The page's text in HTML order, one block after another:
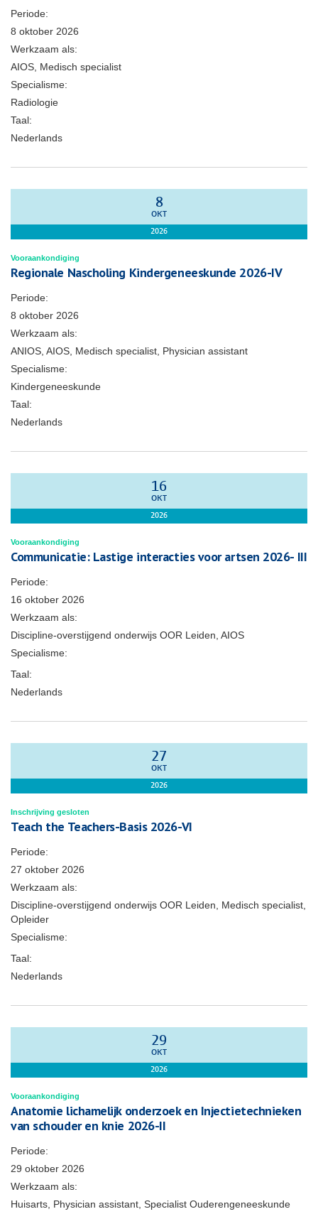
Periode:
8 oktober 2026
Werkzaam als:
AIOS, Medisch specialist
Specialisme:
Radiologie
Taal:
Nederlands
8
OKT
2026
Vooraankondiging
Regionale Nascholing Kindergeneeskunde 2026-IV
Periode:
8 oktober 2026
Werkzaam als:
ANIOS, AIOS, Medisch specialist, Physician assistant
Specialisme:
Kindergeneeskunde
Taal:
Nederlands
16
OKT
2026
Vooraankondiging
Communicatie: Lastige interacties voor artsen 2026- III
Periode:
16 oktober 2026
Werkzaam als:
Discipline-overstijgend onderwijs OOR Leiden, AIOS
Specialisme:
Taal:
Nederlands
27
OKT
2026
Inschrijving gesloten
Teach the Teachers-Basis 2026-VI
Periode:
27 oktober 2026
Werkzaam als:
Discipline-overstijgend onderwijs OOR Leiden, Medisch specialist,
Opleider
Specialisme:
Taal:
Nederlands
29
OKT
2026
Vooraankondiging
Anatomie lichamelijk onderzoek en Injectietechnieken
van schouder en knie 2026-II
Periode:
29 oktober 2026
Werkzaam als:
Huisarts, Physician assistant, Specialist Ouderengeneeskunde